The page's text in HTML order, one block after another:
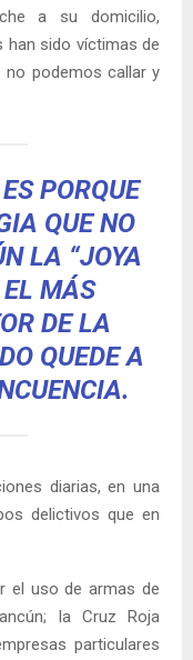
a su domicilio,
han sido víctimas de
no podemos callar y
PORQUE
QUE NO
LA “JOYA
MÁS
DE LA
QUEDE A
diarias, en una
delictivos que en
el uso de armas de
la Cruz Roja
particulares